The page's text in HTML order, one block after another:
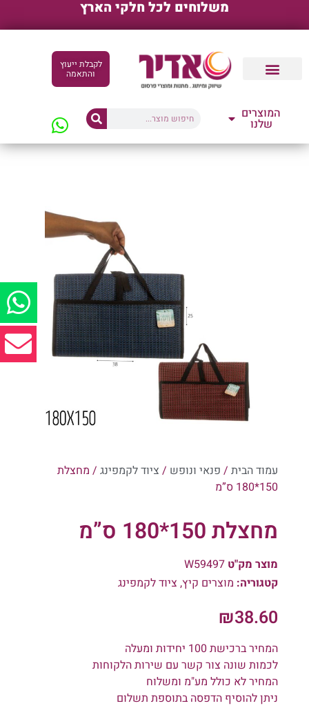
משלוחים לכל חלקי הארץ
לקבלת ייעוץ
והתאמה
המוצרים
שלנו
עמוד הבית/ פנאי ונופש / ציוד לקמפינג/ מחצלת
150*180 ס”מ
מחצלת 150*180 ס”מ
מוצר מק"ט W59497
קטגוריה: מוצרים קיץ, ציוד לקמפינג
₪38.60
המחיר ברכישת 100 יחידות ומעלה
לכמות שונה צור קשר עם שירות הלקוחות
המחיר לא כולל מע"מ ומשלוח
ניתן להוסיף הדפסה בתוספת תשלום